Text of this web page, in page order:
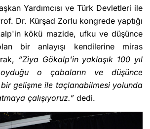
Yardımcısı ve Türk Devletleri ile
Dr. Kürşad Zorlu kongrede yaptığı
kökü mazide, ufku ve düşünce
bir anlayışı kendilerine miras
“Ziya Gökalp'in yaklaşık 100 yıl
o çabaların ve düşünce
gelişme ile taçlanabilmesi yolunda
çalışıyoruz.” dedi.